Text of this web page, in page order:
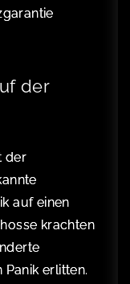
der
der
auf einen
krachten
erlitten.